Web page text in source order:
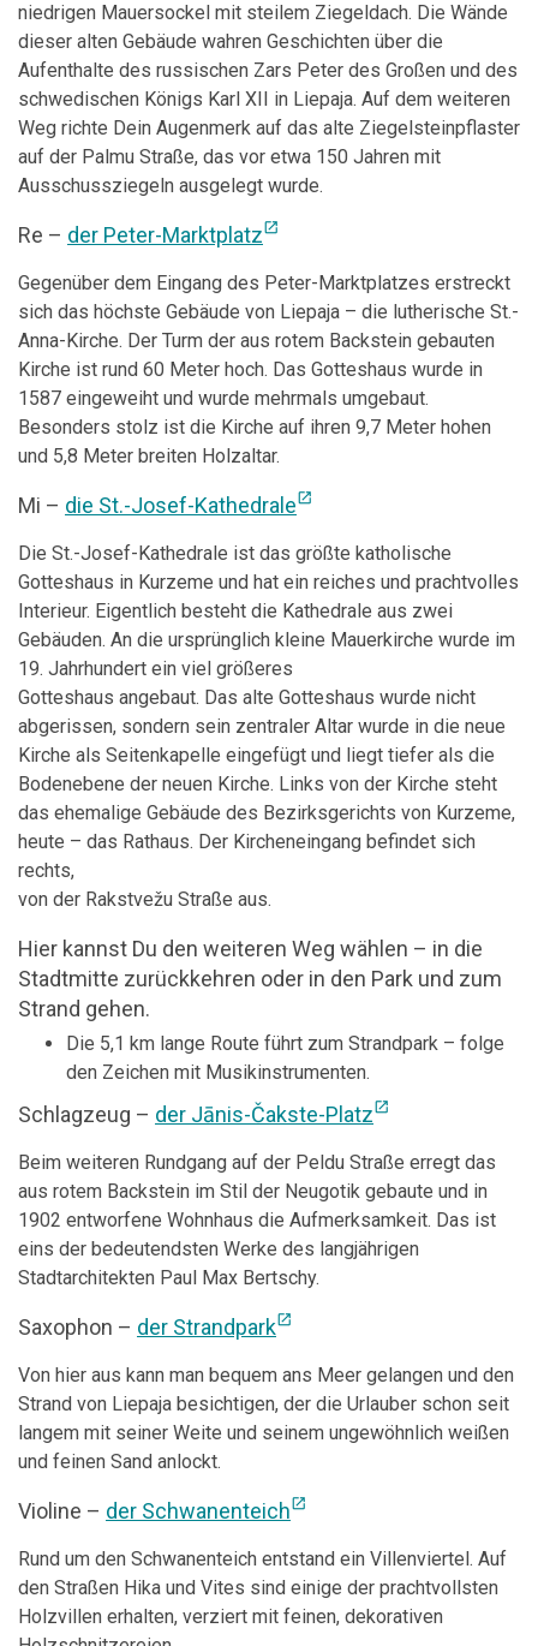
niedrigen Mauersockel mit steilem Ziegeldach. Die Wände
dieser alten Gebäude wahren Geschichten über die
Aufenthalte des russischen Zars Peter des Großen und des
schwedischen Königs Karl XII in Liepaja. Auf dem weiteren
Weg richte Dein Augenmerk auf das alte Ziegelsteinpflaster
auf der Palmu Straße, das vor etwa 150 Jahren mit
Ausschussziegeln ausgelegt wurde.
Re – der Peter-Marktplatzopen_in_new
Gegenüber dem Eingang des Peter-Marktplatzes erstreckt
sich das höchste Gebäude von Liepaja – die lutherische St.-
Anna-Kirche. Der Turm der aus rotem Backstein gebauten
Kirche ist rund 60 Meter hoch. Das Gotteshaus wurde in
1587 eingeweiht und wurde mehrmals umgebaut.
Besonders stolz ist die Kirche auf ihren 9,7 Meter hohen
und 5,8 Meter breiten Holzaltar.
Mi – die St.-Josef-Kathedraleopen_in_new
Die St.-Josef-Kathedrale ist das größte katholische
Gotteshaus in Kurzeme und hat ein reiches und prachtvolles
Interieur. Eigentlich besteht die Kathedrale aus zwei
Gebäuden. An die ursprünglich kleine Mauerkirche wurde im
19. Jahrhundert ein viel größeres
Gotteshaus angebaut. Das alte Gotteshaus wurde nicht
abgerissen, sondern sein zentraler Altar wurde in die neue
Kirche als Seitenkapelle eingefügt und liegt tiefer als die
Bodenebene der neuen Kirche. Links von der Kirche steht
das ehemalige Gebäude des Bezirksgerichts von Kurzeme,
heute – das Rathaus. Der Kircheneingang befindet sich
rechts,
von der Rakstvežu Straße aus.
Hier kannst Du den weiteren Weg wählen – in die
Stadtmitte zurückkehren oder in den Park und zum
Strand gehen.
Die 5,1 km lange Route führt zum Strandpark – folge
den Zeichen mit Musikinstrumenten.
Schlagzeug – der Jānis-Čakste-Platzopen_in_new
Beim weiteren Rundgang auf der Peldu Straße erregt das
aus rotem Backstein im Stil der Neugotik gebaute und in
1902 entworfene Wohnhaus die Aufmerksamkeit. Das ist
eins der bedeutendsten Werke des langjährigen
Stadtarchitekten Paul Max Bertschy.
Saxophon – der Strandparkopen_in_new
Von hier aus kann man bequem ans Meer gelangen und den
Strand von Liepaja besichtigen, der die Urlauber schon seit
langem mit seiner Weite und seinem ungewöhnlich weißen
und feinen Sand anlockt.
Violine – der Schwanenteichopen_in_new
Rund um den Schwanenteich entstand ein Villenviertel. Auf
den Straßen Hika und Vites sind einige der prachtvollsten
Holzvillen erhalten, verziert mit feinen, dekorativen